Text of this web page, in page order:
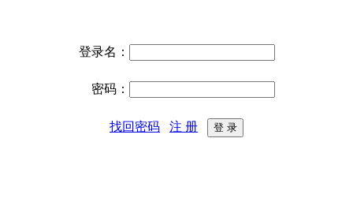
登录名：
密码：
找回密码 注 册